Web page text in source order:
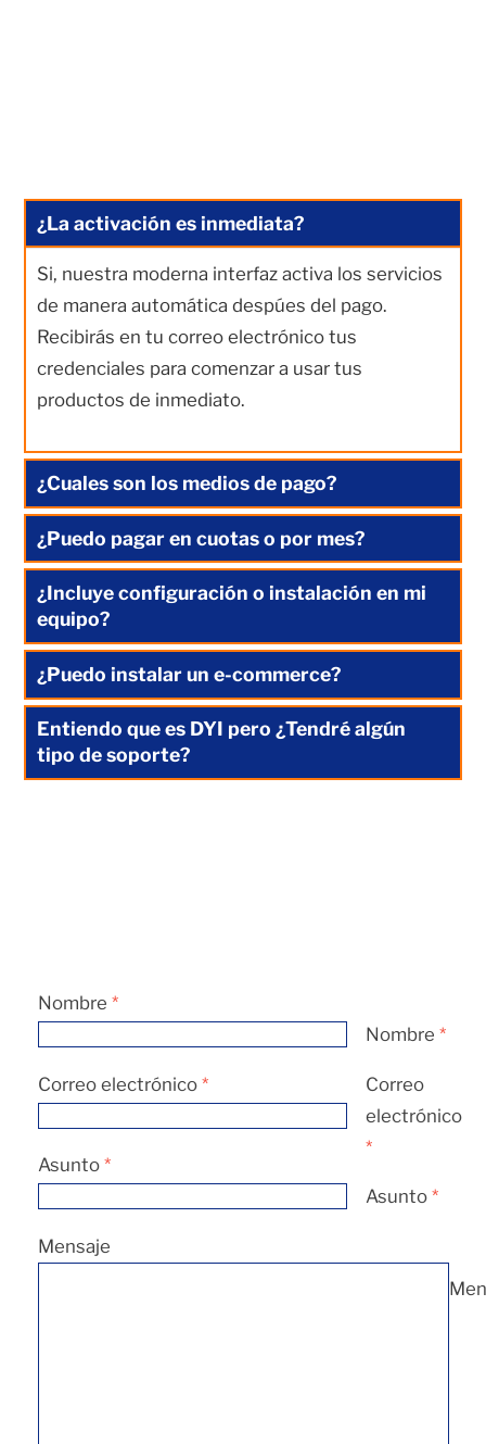
¿La activación es inmediata?
Si, nuestra moderna interfaz activa los servicios
de manera automática despúes del pago.
Recibirás en tu correo electrónico tus
credenciales para comenzar a usar tus
productos de inmediato.
¿Cuales son los medios de pago?
¿Puedo pagar en cuotas o por mes?
¿Incluye configuración o instalación en mi
equipo?
¿Puedo instalar un e-commerce?
Entiendo que es DYI pero ¿Tendré algún
tipo de soporte?
Nombre *
Nombre *
Correo electrónico *
Correo
electrónico
*
Asunto *
Asunto *
Mensaje